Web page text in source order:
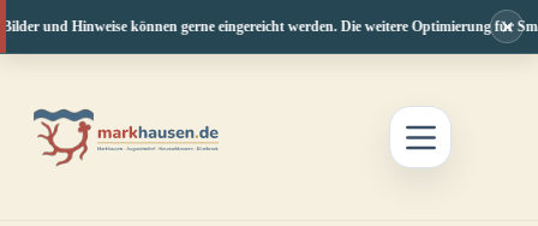
und Hinweise können gerne eingereicht werden. Die weitere Optimierung für×
springen